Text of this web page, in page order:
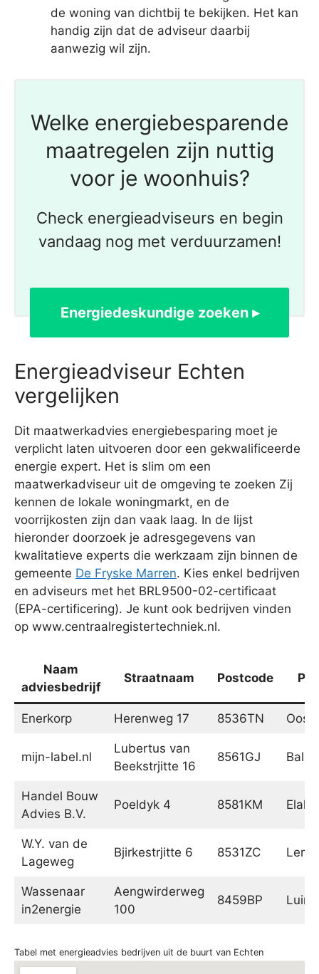
de woning van dichtbij te bekijken. Het kan
handig zijn dat de adviseur daarbij
aanwezig wil zijn.
Welke energiebesparende
maatregelen zijn nuttig
voor je woonhuis?
Check energieadviseurs en begin
vandaag nog met verduurzamen!
Energiedeskundige zoeken ▸
Energieadviseur Echten
vergelijken
Dit maatwerkadvies energiebesparing moet je
verplicht laten uitvoeren door een gekwalificeerde
energie expert. Het is slim om een
maatwerkadviseur uit de omgeving te zoeken Zij
kennen de lokale woningmarkt, en de
voorrijkosten zijn dan vaak laag. In de lijst
hieronder doorzoek je adresgegevens van
kwalitatieve experts die werkzaam zijn binnen de
gemeente De Fryske Marren. Kies enkel bedrijven
en adviseurs met het BRL9500-02-certificaat
(EPA-certificering). Je kunt ook bedrijven vinden
op www.centraalregistertechniek.nl.
Naam
adviesbedrijf
Straatnaam Postcode
Enerkorp Herenweg 17 8536TN
mijn-label.nl
Lubertus van
Beekstrjitte 16
8561GJ Balk
Handel Bouw
Advies B.V.
Poeldyk 4 8581KM
W.Y. van de
Lageweg
Bjirkestrjitte 6 8531ZC
Wassenaar
in2energie
Aengwirderweg
100
8459BP
Tabel met energieadvies bedrijven uit de buurt van Echten